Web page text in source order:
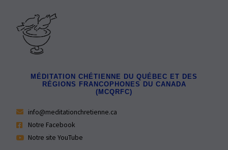
MÉDITATION CHÉTIENNE DU QUÉBEC ET DES
RÉGIONS FRANCOPHONES DU CANADA
(MCQRFC)
info@meditationchretienne.ca
Notre Facebook
Notre site YouTube